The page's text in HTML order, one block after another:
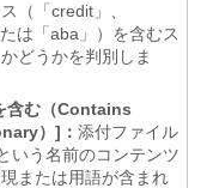
（「credit」、
は「aba」）を含むス
どうかを判別しま
含む（Contains
）]： 添付ファイル
いう名前のコンテンツ
または用語が含まれ